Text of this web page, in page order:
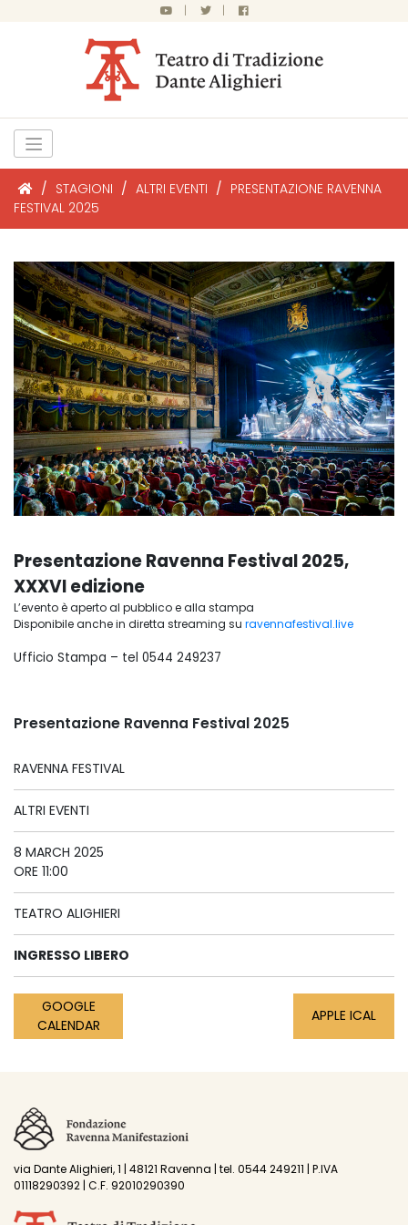
| |
/ STAGIONI / ALTRI EVENTI / PRESENTAZIONE RAVENNA
FESTIVAL 2025
Presentazione Ravenna Festival 2025,
XXXVI edizione
L’evento è aperto al pubblico e alla stampa
Disponibile anche in diretta streaming su ravennafestival.live
Ufficio Stampa – tel 0544 249237
Presentazione Ravenna Festival 2025
RAVENNA FESTIVAL
ALTRI EVENTI
8 MARCH 2025
ORE 11:00
TEATRO ALIGHIERI
INGRESSO LIBERO
GOOGLE
CALENDAR
APPLE ICAL
via Dante Alighieri, 1 | 48121 Ravenna | tel. 0544 249211 | P.IVA
01118290392 | C.F. 92010290390